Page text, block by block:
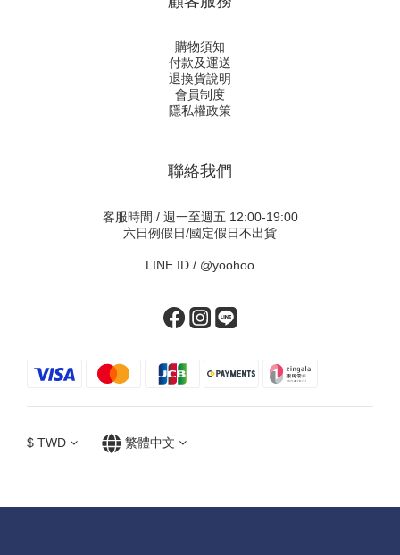
購物須知
付款及運送
退換貨說明
會員制度
隱私權政策
聯絡我們
客服時間 / 週一至週五 12:00-19:00
六日例假日/國定假日不出貨
LINE ID / @yoohoo
$ TWD 繁體中文